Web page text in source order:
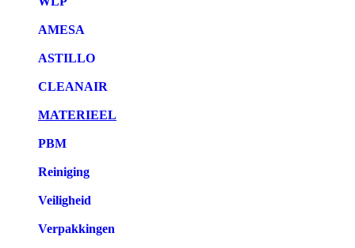
AMESA
ASTILLO
CLEANAIR
MATERIEEL
PBM
Reiniging
Veiligheid
Verpakkingen